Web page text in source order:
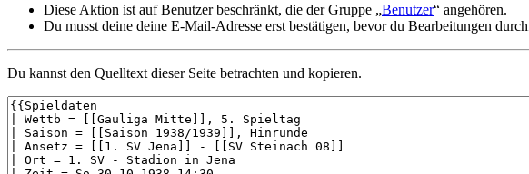
Diese Aktion ist auf Benutzer beschränkt, die der Gruppe „Benutzer“ angehören.
Du musst deine deine E-Mail-Adresse erst bestätigen, bevor du Bearbeitungen
Du kannst den Quelltext dieser Seite betrachten und kopieren.